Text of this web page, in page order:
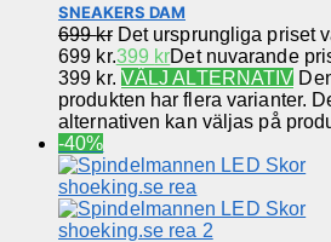
SNEAKERS DAM
699kr Det ursprungliga priset
699 kr.399 krDet nuvarande
399 kr. VÄLJ ALTERNATIV
produkten har flera varianter.
alternativen kan väljas på
-40%